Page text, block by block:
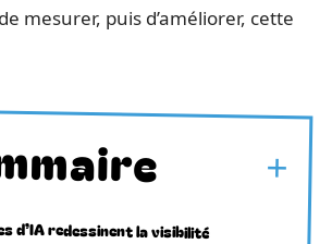
mesurer, puis d’améliorer, cette
d’IA redessinent la visibilité